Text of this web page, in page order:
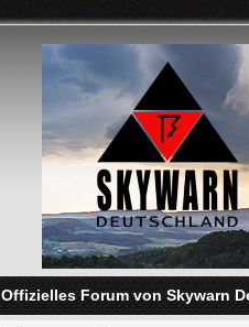
Offizielles Forum von Skywarn